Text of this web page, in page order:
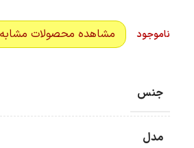
ناموجود مشاهده محصولات
جنس
مدلضمانت اصالت کالا